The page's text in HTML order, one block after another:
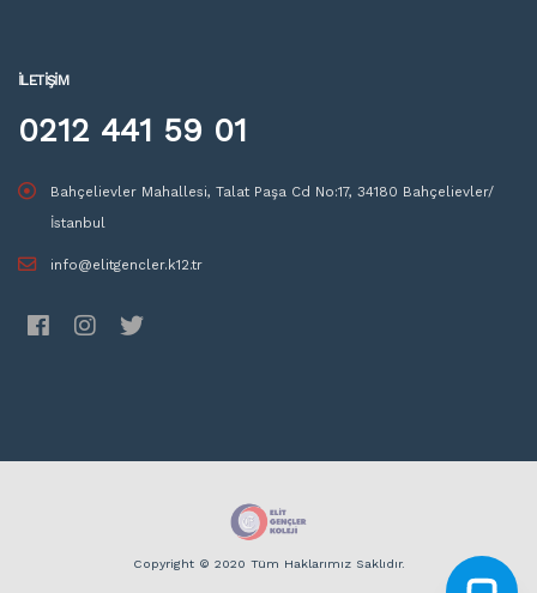
İLETIŞIM
0212 441 59 01
Bahçelievler Mahallesi, Talat Paşa Cd No:17, 34180 Bahçelievler/
İstanbul
info@elitgencler.k12.tr
Copyright © 2020 Tüm Haklarımız Saklıdır.